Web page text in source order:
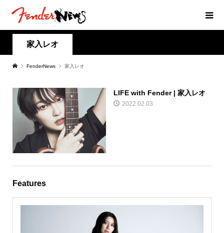
家入レオ
FenderNews 家入レオ
LIFE with Fender | 家入レオ
2022.02.03
Features